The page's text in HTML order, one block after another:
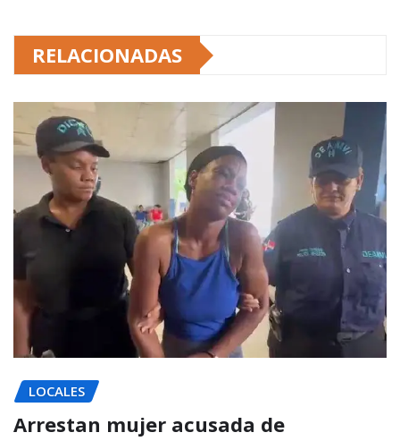
RELACIONADAS
LOCALES
Arrestan mujer acusada de